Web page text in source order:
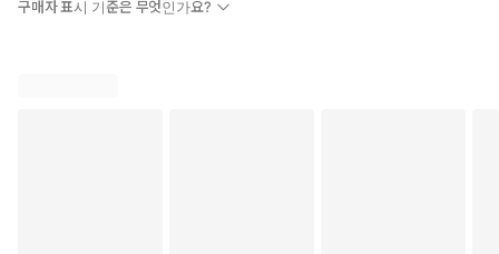
구매자 표시 기준은 무엇인가요?